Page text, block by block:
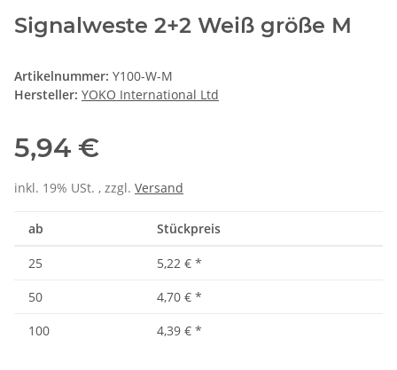
Signalweste 2+2 Weiß größe M
Artikelnummer: Y100-W-M
Hersteller: YOKO International Ltd
5,94 €
inkl. 19% USt. , zzgl. Versand
ab Stückpreis
25 5,22 € *
50
4,70 € *
100
4,39 € *